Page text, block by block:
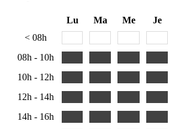
Lu Ma Me Je
< 08h
08h - 10h
10h - 12h
12h - 14h
14h - 16h